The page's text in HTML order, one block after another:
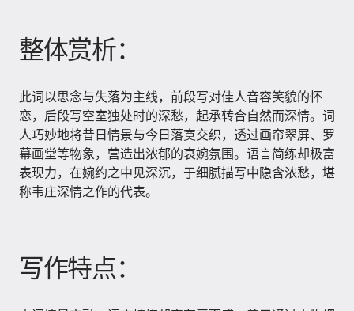
整体赏析：
此词以思念与失落为主线，前段写对佳人音容笑貌的怀
恋，后段写空室独处时的深愁，起承转合自然而深情。词
人巧妙地将昔日情景与今日落寞交织，透过画帘翠屏、罗
幕画堂等物象，营造出浓郁的哀婉氛围。语言简练却极富
表现力，在婉约之中见深沉，于细腻描写中隐含浓愁，堪
称韦庄深情之作的代表。
写作特点：